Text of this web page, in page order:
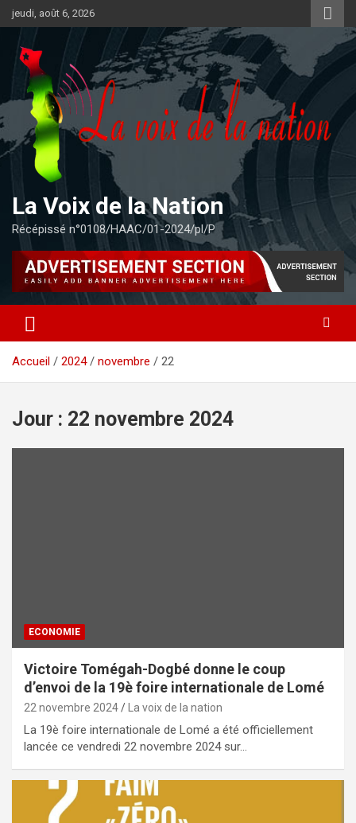
Aller
au
contenu
jeudi, août 6, 2026
La Voix de la Nation
Récépissé n°0108/HAAC/01-2024/pl/P
Accueil 2024 novembre 22
Jour : 22 novembre 2024
ECONOMIE
Victoire Tomégah-Dogbé donne le coup
d’envoi de la 19è foire internationale de Lomé
22 novembre 2024 La voix de la nation
La 19è foire internationale de Lomé a été officiellement
lancée ce vendredi 22 novembre 2024 sur…